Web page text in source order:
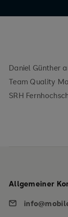
Daniel Günther
Team Quality
SRH
Allgemeiner